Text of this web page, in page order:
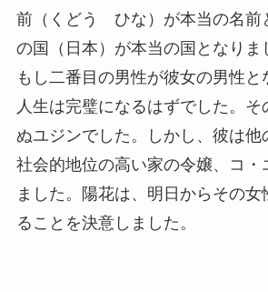
前（くどう ひな）が本当の名前
の国（日本）が本当の国となりま
もし二番目の男性が彼女の男性
人生は完璧になるはずでした。そ
ぬユジンでした。しかし、彼は他
社会的地位の高い家の令嬢、コ・
ました。陽花は、明日からその
ることを決意しました。